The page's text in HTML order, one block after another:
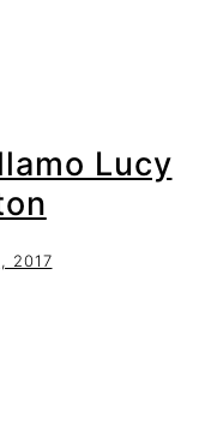
Lucy
2017